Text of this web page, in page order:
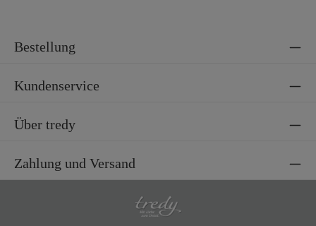
Bestellung
Kundenservice
Über tredy
Zahlung und Versand